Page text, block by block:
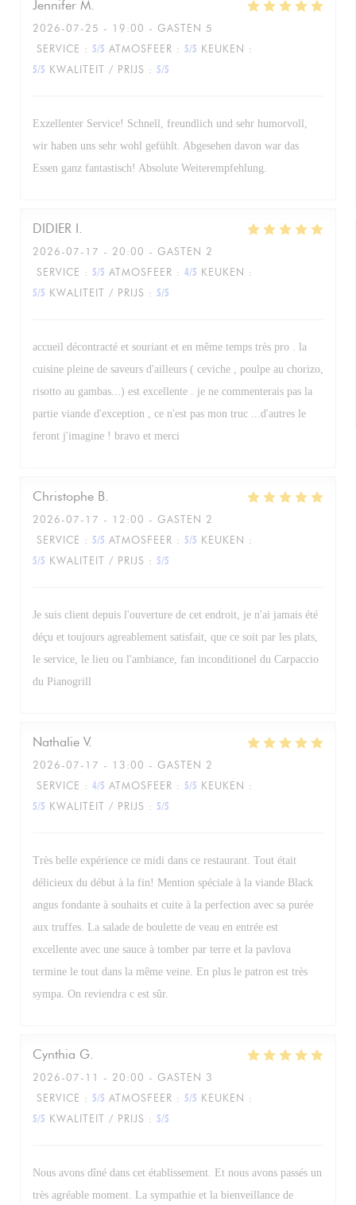
Jennifer M
2026-07-25 - 19:00 - GASTEN 5
SERVICE : 5/5 ATMOSFEER : 5/5 KEUKEN :
5/5 KWALITEIT / PRIJS : 5/5
Exzellenter Service! Schnell, freundlich und sehr humorvoll,
wir haben uns sehr wohl gefühlt. Abgesehen davon war das
Essen ganz fantastisch! Absolute Weiterempfehlung.
DIDIER I
2026-07-17 - 20:00 - GASTEN 2
SERVICE : 5/5 ATMOSFEER : 4/5 KEUKEN :
5/5 KWALITEIT / PRIJS : 5/5
accueil décontracté et souriant et en même temps très pro . la
cuisine pleine de saveurs d'ailleurs ( ceviche , poulpe au chorizo,
risotto au gambas...) est excellente . je ne commenterais pas la
partie viande d'exception , ce n'est pas mon truc ...d'autres le
feront j'imagine ! bravo et merci
Christophe B
2026-07-17 - 12:00 - GASTEN 2
SERVICE : 5/5 ATMOSFEER : 5/5 KEUKEN :
5/5 KWALITEIT / PRIJS : 5/5
Je suis client depuis l'ouverture de cet endroit, je n'ai jamais été
déçu et toujours agreablement satisfait, que ce soit par les plats,
le service, le lieu ou l'ambiance, fan inconditionel du Carpaccio
du Pianogrill
Nathalie V
2026-07-17 - 13:00 - GASTEN 2
SERVICE : 4/5 ATMOSFEER : 5/5 KEUKEN :
5/5 KWALITEIT / PRIJS : 5/5
Très belle expérience ce midi dans ce restaurant. Tout était
délicieux du début à la fin! Mention spéciale à la viande Black
angus fondante à souhaits et cuite à la perfection avec sa purée
aux truffes. La salade de boulette de veau en entrée est
excellente avec une sauce à tomber par terre et la pavlova
termine le tout dans la même veine. En plus le patron est très
sympa. On reviendra c est sûr.
Cynthia G
2026-07-11
- 20:00 - GASTEN 3
SERVICE : 5/5 ATMOSFEER : 5/5 KEUKEN :
5/5 KWALITEIT / PRIJS : 5/5
Nous avons dîné dans cet établissement. Et nous avons passés un
très agréable moment. La sympathie et la bienveillance de